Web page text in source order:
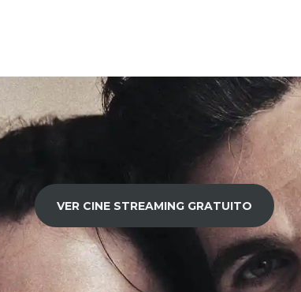
VER CINE STREAMING GRATUITO